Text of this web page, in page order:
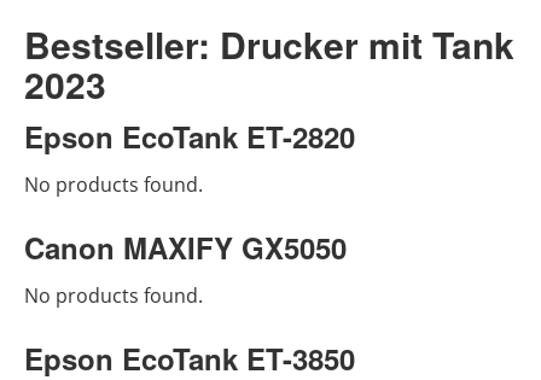
Bestseller: Drucker mit Tank
2023
Epson EcoTank ET-2820
No products found.
Canon MAXIFY GX5050
No products found.
Epson EcoTank ET-3850